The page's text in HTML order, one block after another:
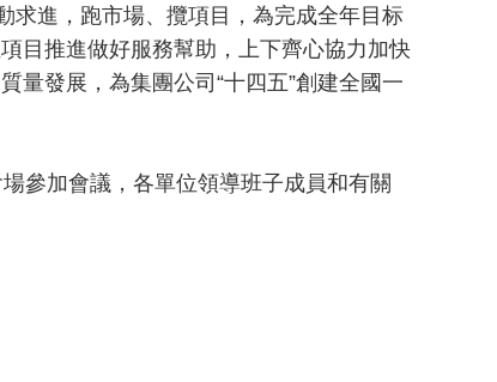
求進，跑市場、攬項目，為完成全年目标
目推進做好服務幫助，上下齊心協力加快
量發展，為集團公司“十四五”創建全國一
參加會議，各單位領導班子成員和有關